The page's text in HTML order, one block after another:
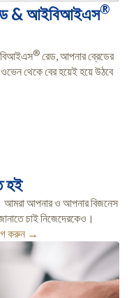
& আইবিআইএস®
® রেড, আপনার ব্রেডের
ওভেন থেকে বের হয়েই হয়ে উঠবে
হই
আপনার ও আপনার বিজনেস
চাই নিজেদেরকেও।
করুন →